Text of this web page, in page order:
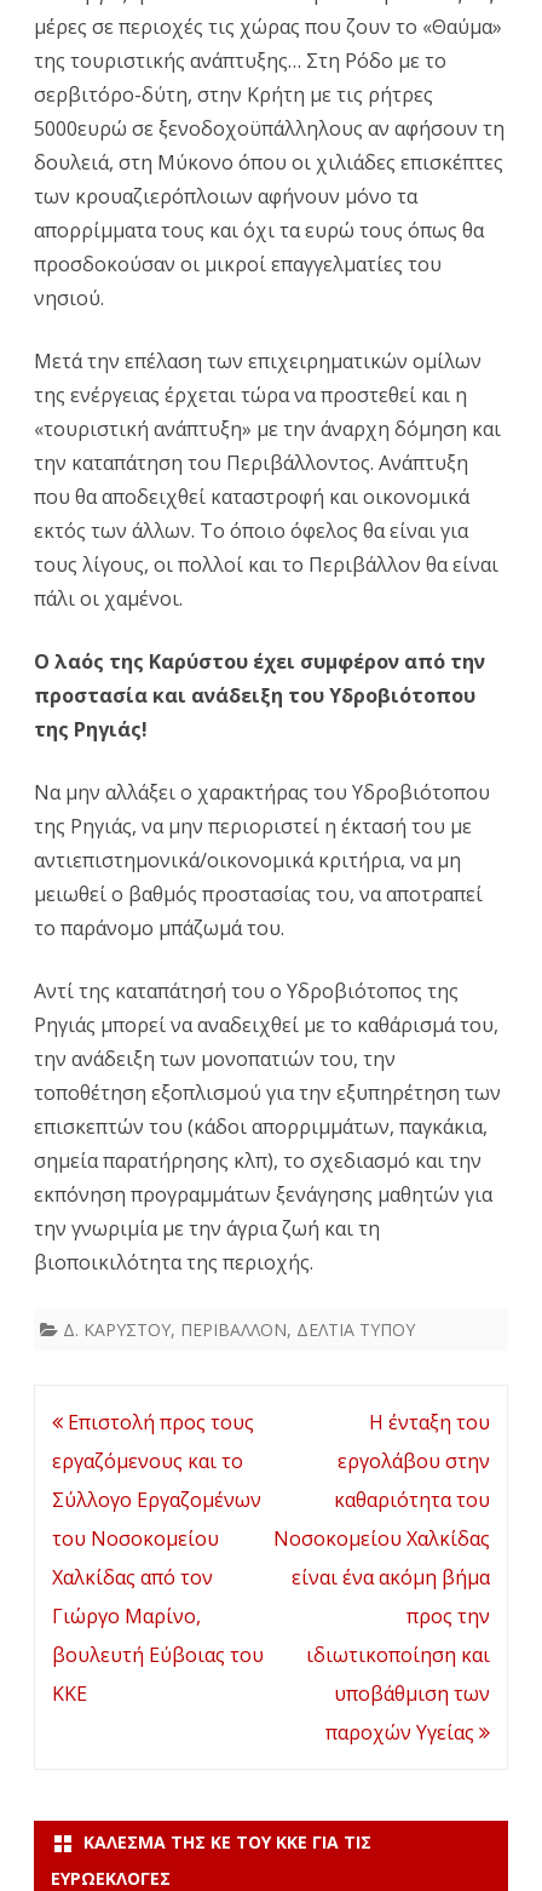
μέρες σε περιοχές τις χώρας που ζουν το «Θαύμα»
της τουριστικής ανάπτυξης… Στη Ρόδο με το
σερβιτόρο-δύτη, στην Κρήτη με τις ρήτρες
5000ευρώ σε ξενοδοχοϋπάλληλους αν αφήσουν τη
δουλειά, στη Μύκονο όπου οι χιλιάδες επισκέπτες
των κρουαζιερόπλοιων αφήνουν μόνο τα
απορρίμματα τους και όχι τα ευρώ τους όπως θα
προσδοκούσαν οι μικροί επαγγελματίες του
νησιού.
Μετά την επέλαση των επιχειρηματικών ομίλων
της ενέργειας έρχεται τώρα να προστεθεί και η
«τουριστική ανάπτυξη» με την άναρχη δόμηση και
την καταπάτηση του Περιβάλλοντος. Ανάπτυξη
που θα αποδειχθεί καταστροφή και οικονομικά
εκτός των άλλων. Το όποιο όφελος θα είναι για
τους λίγους, οι πολλοί και το Περιβάλλον θα είναι
πάλι οι χαμένοι.
Ο λαός της Καρύστου έχει συμφέρον από την
προστασία και ανάδειξη του Υδροβιότοπου
της Ρηγιάς!
Να μην αλλάξει ο χαρακτήρας του Υδροβιότοπου
της Ρηγιάς, να μην περιοριστεί η έκτασή του με
αντιεπιστημονικά/οικονομικά κριτήρια, να μη
μειωθεί ο βαθμός προστασίας του, να αποτραπεί
το παράνομο μπάζωμά του.
Αντί της καταπάτησή του ο Υδροβιότοπος της
Ρηγιάς μπορεί να αναδειχθεί με το καθάρισμά του,
την ανάδειξη των μονοπατιών του, την
τοποθέτηση εξοπλισμού για την εξυπηρέτηση των
επισκεπτών του (κάδοι απορριμμάτων, παγκάκια,
σημεία παρατήρησης κλπ), το σχεδιασμό και την
εκπόνηση προγραμμάτων ξενάγησης μαθητών για
την γνωριμία με την άγρια ζωή και τη
βιοποικιλότητα της περιοχής.
Δ. ΚΑΡΥΣΤΟΥ, ΠΕΡΙΒΑΛΛΟΝ, ΔΕΛΤΙΑ ΤΥΠΟΥ
Πλοήγηση
άρθρων
Επιστολή προς τους
εργαζόμενους και το
Σύλλογο Εργαζομένων
του Νοσοκομείου
Χαλκίδας από τον
Γιώργο Μαρίνο,
βουλευτή Εύβοιας του
ΚΚΕ
Η ένταξη του
εργολάβου στην
καθαριότητα του
Νοσοκομείου Χαλκίδας
είναι ένα ακόμη βήμα
προς την
ιδιωτικοποίηση και
υποβάθμιση των
παροχών Υγείας
ΚΆΛΕΣΜΑ ΤΗΣ ΚΕ ΤΟΥ ΚΚΕ ΓΙΑ ΤΙΣ
ΕΥΡΩΕΚΛΟΓΈΣ